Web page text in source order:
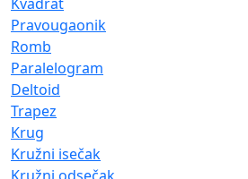
Pravougaonik
Romb
Paralelogram
Deltoid
Trapez
Krug
Kružni isečak